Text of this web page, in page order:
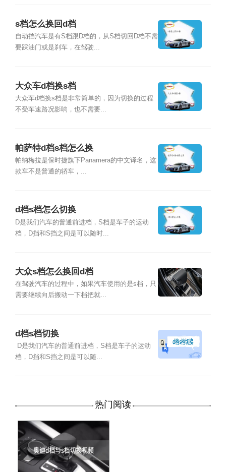
s档怎么换回d档
自动挡汽车是有S档跟D档的，从S档切回D档不需
要踩油门或是刹车，在驾驶...
大众车d档换s档
大众车d档换s档是非常简单的，因为切换的过程
不受车速路况影响，也不需要...
帕萨特d档s档怎么换
帕纳梅拉是保时捷旗下Panamera的中文译名，这
款车不是普通的轿车，...
d档s档怎么切换
D是我们汽车的普通前进档，S档是车子的运动
档，D挡和S挡之间是可以随时...
大众s档怎么换回d档
在驾驶汽车的过程中，如果汽车使用的是s档，只
需要继续向后搬动一下档把就...
d档s档切换
D是我们汽车的普通前进档，S档是车子的运动
档，D挡和S挡之间是可以随...
热门阅读